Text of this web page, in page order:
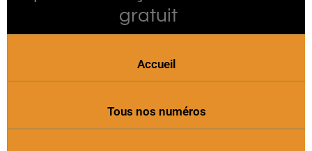
gratuit
Accueil
Tous nos numéros